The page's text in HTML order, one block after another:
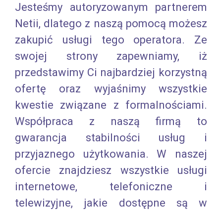
Jesteśmy autoryzowanym partnerem
Netii, dlatego z naszą pomocą możesz
zakupić usługi tego operatora. Ze
swojej strony zapewniamy, iż
przedstawimy Ci najbardziej korzystną
ofertę oraz wyjaśnimy wszystkie
kwestie związane z formalnościami.
Współpraca z naszą firmą to
gwarancja stabilności usług i
przyjaznego użytkowania. W naszej
ofercie znajdziesz wszystkie usługi
internetowe, telefoniczne i
telewizyjne, jakie dostępne są w